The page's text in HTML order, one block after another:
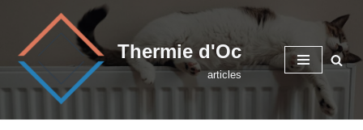
Aller
au
contenu
Thermie d'Oc
articles